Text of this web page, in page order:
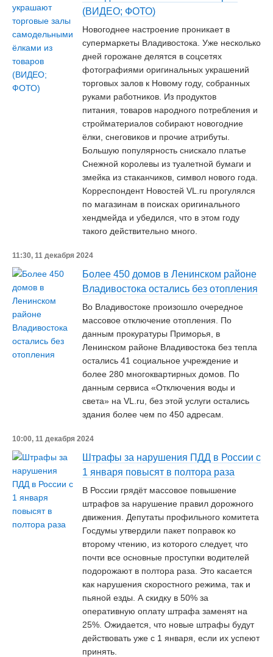
(ВИДЕО; ФОТО)
Новогоднее настроение проникает в
супермаркеты Владивостока. Уже несколько
дней горожане делятся в соцсетях
фотографиями оригинальных украшений
торговых залов к Новому году, собранных
руками работников. Из продуктов
питания, товаров народного потребления и
стройматериалов собирают новогодние
ёлки, снеговиков и прочие атрибуты.
Большую популярность снискало платье
Снежной королевы из туалетной бумаги и
змейка из стаканчиков, символ нового года.
Корреспондент Новостей VL.ru прогулялся
по магазинам в поисках оригинального
хендмейда и убедился, что в этом году
такого действительно много.
11:30, 11 декабря 2024
Более 450 домов в Ленинском районе
Владивостока остались без отопления
Во Владивостоке произошло очередное
массовое отключение отопления. По
данным прокуратуры Приморья, в
Ленинском районе Владивостока без тепла
остались 41 социальное учреждение и
более 280 многоквартирных домов. По
данным сервиса «Отключения воды и
света» на VL.ru, без этой услуги остались
здания более чем по 450 адресам.
10:00, 11 декабря 2024
Штрафы за нарушения ПДД в России с
1 января повысят в полтора раза
В России грядёт массовое повышение
штрафов за нарушение правил дорожного
движения. Депутаты профильного комитета
Госдумы утвердили пакет поправок ко
второму чтению, из которого следует, что
почти все основные проступки водителей
подорожают в полтора раза. Это касается
как нарушения скоростного режима, так и
пьяной езды. А скидку в 50% за
оперативную оплату штрафа заменят на
25%. Ожидается, что новые штрафы будут
действовать уже с 1 января, если их успеют
принять.